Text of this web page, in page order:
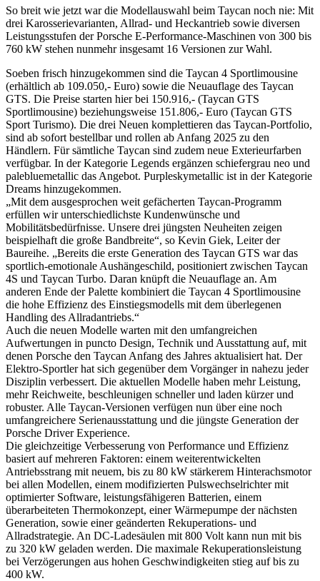
So breit wie jetzt war die Modellauswahl beim Taycan noch nie: Mit
drei Karosserievarianten, Allrad- und Heckantrieb sowie diversen
Leistungsstufen der Porsche E-Performance-Maschinen von 300 bis
760 kW stehen nunmehr insgesamt 16 Versionen zur Wahl.
Soeben frisch hinzugekommen sind die Taycan 4 Sportlimousine
(erhältlich ab 109.050,- Euro) sowie die Neuauflage des Taycan
GTS. Die Preise starten hier bei 150.916,- (Taycan GTS
Sportlimousine) beziehungsweise 151.806,- Euro (Taycan GTS
Sport Turismo). Die drei Neuen komplettieren das Taycan-Portfolio,
sind ab sofort bestellbar und rollen ab Anfang 2025 zu den
Händlern. Für sämtliche Taycan sind zudem neue Exterieurfarben
verfügbar. In der Kategorie Legends ergänzen schiefergrau neo und
palebluemetallic das Angebot. Purpleskymetallic ist in der Kategorie
Dreams hinzugekommen.
„Mit dem ausgesprochen weit gefächerten Taycan-Programm
erfüllen wir unterschiedlichste Kundenwünsche und
Mobilitätsbedürfnisse. Unsere drei jüngsten Neuheiten zeigen
beispielhaft die große Bandbreite“, so Kevin Giek, Leiter der
Baureihe. „Bereits die erste Generation des Taycan GTS war das
sportlich-emotionale Aushängeschild, positioniert zwischen Taycan
4S und Taycan Turbo. Daran knüpft die Neuauflage an. Am
anderen Ende der Palette kombiniert die Taycan 4 Sportlimousine
die hohe Effizienz des Einstiegsmodells mit dem überlegenen
Handling des Allradantriebs.“
Auch die neuen Modelle warten mit den umfangreichen
Aufwertungen in puncto Design, Technik und Ausstattung auf, mit
denen Porsche den Taycan Anfang des Jahres aktualisiert hat. Der
Elektro-Sportler hat sich gegenüber dem Vorgänger in nahezu jeder
Disziplin verbessert. Die aktuellen Modelle haben mehr Leistung,
mehr Reichweite, beschleunigen schneller und laden kürzer und
robuster. Alle Taycan-Versionen verfügen nun über eine noch
umfangreichere Serienausstattung und die jüngste Generation der
Porsche Driver Experience.
Die gleichzeitige Verbesserung von Performance und Effizienz
basiert auf mehreren Faktoren: einem weiterentwickelten
Antriebsstrang mit neuem, bis zu 80 kW stärkerem Hinterachsmotor
bei allen Modellen, einem modifizierten Pulswechselrichter mit
optimierter Software, leistungsfähigeren Batterien, einem
überarbeiteten Thermokonzept, einer Wärmepumpe der nächsten
Generation, sowie einer geänderten Rekuperations- und
Allradstrategie. An DC-Ladesäulen mit 800 Volt kann nun mit bis
zu 320 kW geladen werden. Die maximale Rekuperationsleistung
bei Verzögerungen aus hohen Geschwindigkeiten stieg auf bis zu
400 kW.